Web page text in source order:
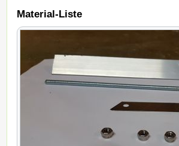
Material-Liste